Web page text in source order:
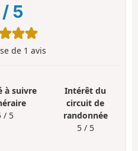
/ 5
de 1 avis
à suivre
/ 5
Intérêt du
circuit de
randonnée
5 / 5